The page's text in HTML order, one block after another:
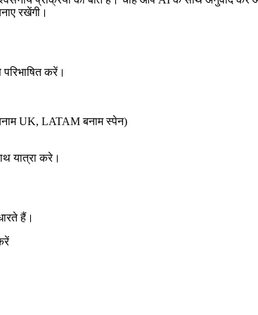
रखेंगी।
करें।
UK, LATAM बनाम स्पेन)
यात्रा करे।
हैं।